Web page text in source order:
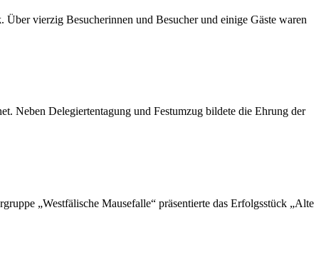
vierzig Besucherinnen und Besucher und einige Gäste waren
Neben Delegiertentagung und Festumzug bildete die Ehrung der
„Westfälische Mausefalle“ präsentierte das Erfolgsstück „Alte